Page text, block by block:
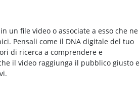
un file video o associate a esso che ne
Pensali come il DNA digitale del tuo
di ricerca a comprendere e
il video raggiunga il pubblico giusto e